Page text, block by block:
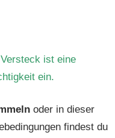
ist eine
ein.
oder in dieser
findest du